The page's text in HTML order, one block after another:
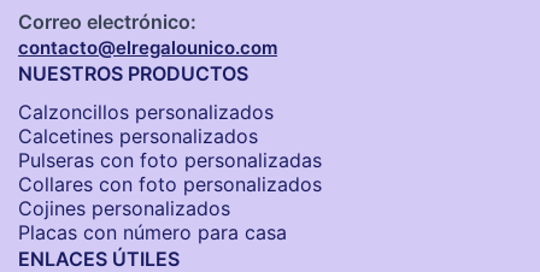
Correo electrónico:
contacto@elregalounico.com
NUESTROS PRODUCTOS
Calzoncillos personalizados​
Calcetines personalizados
Pulseras con foto personalizadas
Collares con foto personalizados
Cojines personalizados
Placas con número para casa
ENLACES ÚTILES